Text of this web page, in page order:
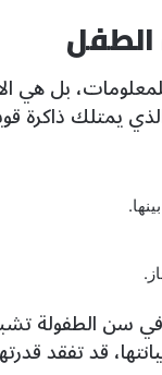
بل هي
يمتلك ذاكرة
في سن الطفولة
قد تفقد